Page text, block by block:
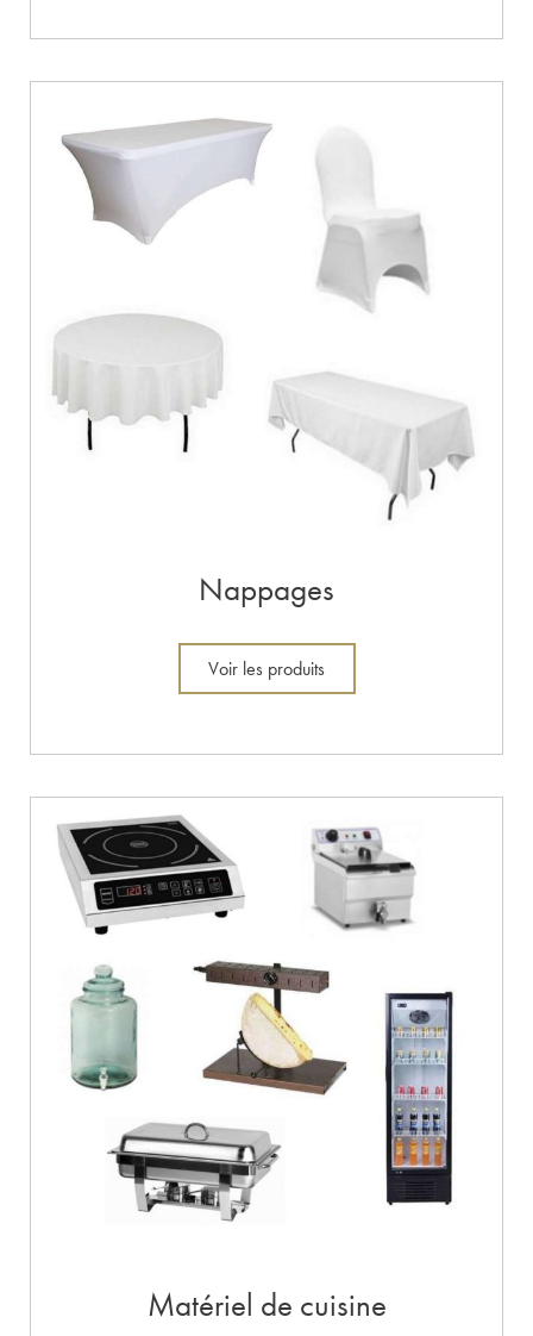
Nappages
Voir les produits
Matériel de cuisine